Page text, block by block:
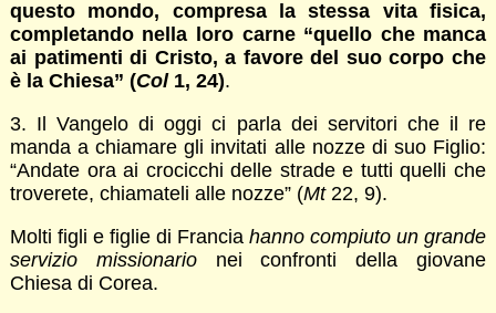
questo mondo, compresa la stessa vita fisica,
completando nella loro carne “quello che manca
ai patimenti di Cristo, a favore del suo corpo che
è la Chiesa” (Col 1, 24).
3. Il Vangelo di oggi ci parla dei servitori che il re
manda a chiamare gli invitati alle nozze di suo Figlio:
“Andate ora ai crocicchi delle strade e tutti quelli che
troverete, chiamateli alle nozze” (Mt22, 9).
Molti figli e figlie di Franciahanno compiuto un grande
servizio missionarionei confronti della giovane
Chiesa di Corea.